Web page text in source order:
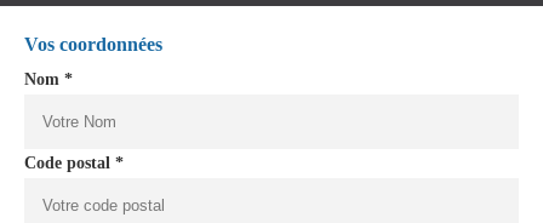
Vos coordonnées
Nom *
Code postal *